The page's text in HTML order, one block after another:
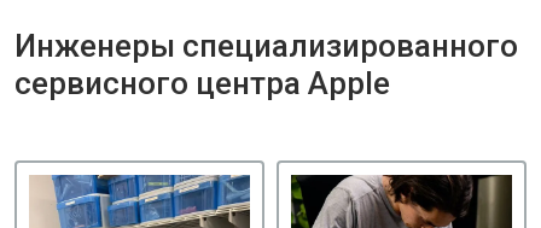
Инженеры специализированного
сервисного центра Apple